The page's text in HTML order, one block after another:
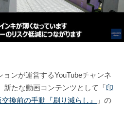
ンが運営するYouTubeチャンネ
新たな動画コンテンツとして「印
換前の手動『刷り減らし』
」の